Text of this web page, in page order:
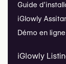
Guide
iGlowly
Démo en
iGlowly